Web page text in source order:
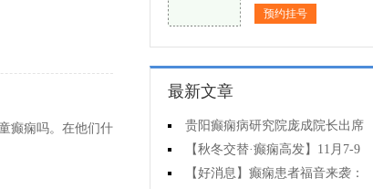
癫痫吗。在他们什
预约挂号
最新文章
贵阳癫痫病研究院庞成院长出席
第十一届CAAE国际癫痫论坛暨协会
成立20周年庆典
【秋冬交替·癫痫高发】11月7-9
日，超难约的北京三甲名医，携手
【好消息】癫痫患者福音来袭：